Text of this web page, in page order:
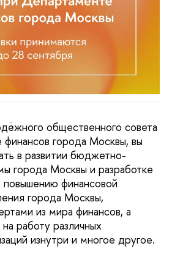
общественного совета
города Москвы, вы
в развитии бюджетно-
города Москвы и разработке
повышению финансовой
города Москвы,
из мира финансов, а
работу различных
изнутри и многое другое.